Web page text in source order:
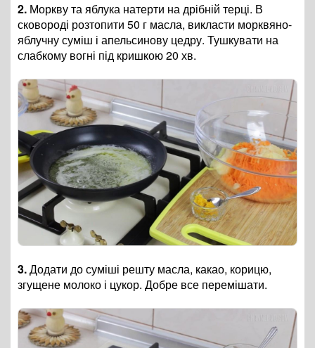
2. Моркву та яблука натерти на дрібній терці. В
сковороді розтопити 50 г масла, викласти морквяно-
яблучну суміш і апельсинову цедру. Тушкувати на
слабкому вогні під кришкою 20 хв.
3.Додати до суміші решту масла, какао, корицю,
згущене молоко і цукор. Добре все перемішати.